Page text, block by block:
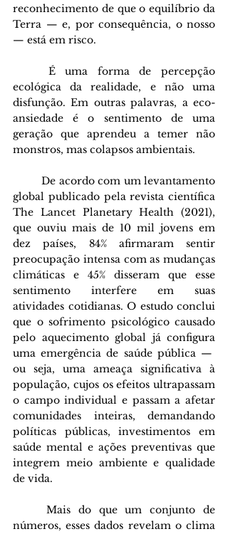
reconhecimento de que o equilíbrio da
Terra — e, por consequência, o nosso
— está em risco.
ecológica da realidade, e não uma
disfunção. Em outras palavras, a eco-
ansiedade é o sentimento de uma
geração que aprendeu a temer não
monstros, mas colapsos ambientais.
	De acordo com um levantamento
global publicado pela revista científica
The Lancet Planetary Health (2021),
que ouviu mais de 10 mil jovens em
dez países, 84% afirmaram sentir
preocupação intensa com as mudanças
climáticas e 45% disseram que esse
sentimento interfere em suas
atividades cotidianas. O estudo conclui
que o sofrimento psicológico causado
pelo aquecimento global já configura
uma emergência de saúde pública —
ou seja, uma ameaça significativa à
população, cujos os efeitos ultrapassam
o campo individual e passam a afetar
comunidades inteiras, demandando
políticas públicas, investimentos em
saúde mental e ações preventivas que
integrem meio ambiente e qualidade
de vida.
números, esses dados revelam o clima